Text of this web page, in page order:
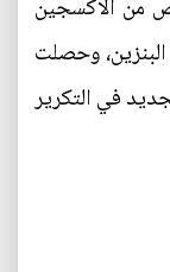
من الاكسجين
وحصلت
في التكرير